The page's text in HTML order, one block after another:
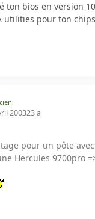
ton bios en version
utilities pour ton
200323 a
pour un pôte
Hercules 9700pro